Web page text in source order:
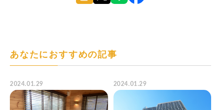
あなたにおすすめの記事
2024.01.29 2024.01.29